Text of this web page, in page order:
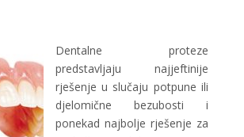
Dentalne proteze
predstavljaju najjeftinije
rješenje u slučaju potpune ili
djelomične bezubosti i
ponekad najbolje rješenje za